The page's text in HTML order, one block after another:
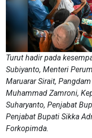
Turut hadir pada
Subiyanto, Menteri
Maruarar Sirait,
Muhammad Zamroni,
Suharyanto, Penjabat
Penjabat Bupati Sikka
Forkopimda.